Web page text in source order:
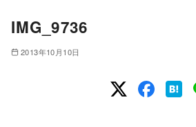
IMG_9736
2013年10月10日